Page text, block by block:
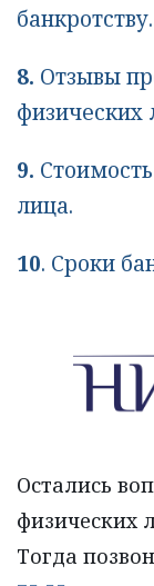
банкротству.
8. Отзывы
физических
9.
лица.
10. Сроки
Остались
физических
Тогда